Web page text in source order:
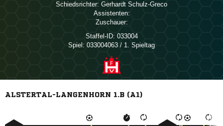
Schiedsrichter:  
Assistenten:
Zuschauer:
Staffel-ID: 033004
Spiel: 033004063 / 1. Spieltag
ALSTERTAL-LANGENHORN 1.B (A1)